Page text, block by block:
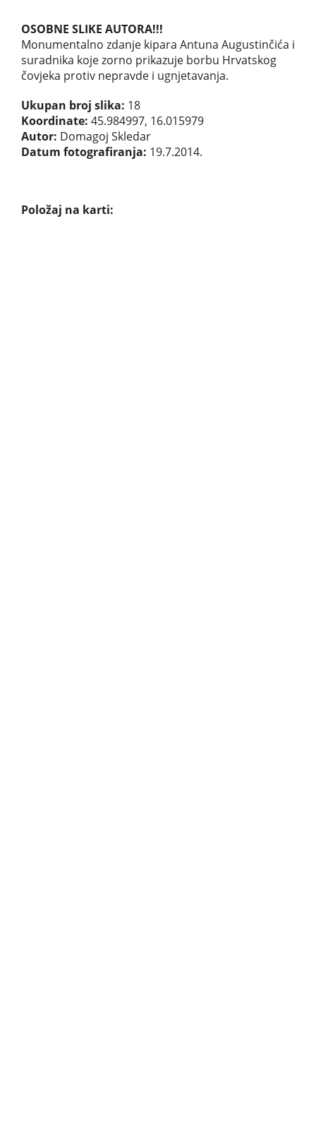
OSOBNE SLIKE AUTORA!!!
Monumentalno zdanje kipara Antuna Augustinčića i
suradnika koje zorno prikazuje borbu Hrvatskog
čovjeka protiv nepravde i ugnjetavanja.
Ukupan broj slika: 18
Koordinate: 45.984997, 16.015979
Autor: Domagoj Skledar
Datum fotografiranja: 19.7.2014.
Položaj na karti: